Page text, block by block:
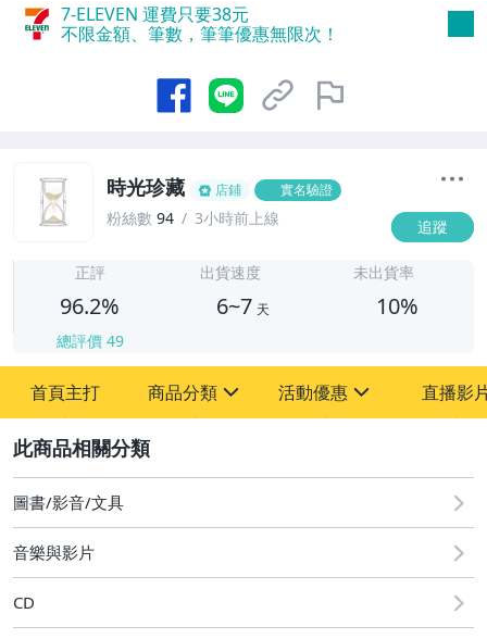
7-ELEVEN 運費只要38元
不限金額、筆數，筆筆優惠無限次！
時光珍藏 店鋪 實名驗證
粉絲數 94 3小時前上線 追蹤
正評
96.2%
總評價 49
出貨速度
6~7 天
未出貨率
10%
首頁主打 商品分類
其它
活動優惠
[全店] 粉絲專享
[全店] 週年慶
直播影
圖書/影音/文具
音樂與影片
CD